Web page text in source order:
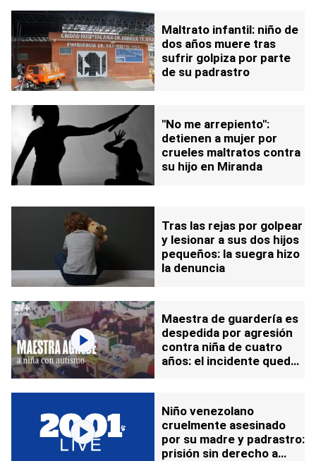
Maltrato infantil: niño de
dos años muere tras
sufrir golpiza por parte
de su padrastro
"No me arrepiento":
detienen a mujer por
crueles maltratos contra
su hijo en Miranda
Tras las rejas por golpear
y lesionar a sus dos hijos
pequeños: la suegra hizo
la denuncia
Maestra de guardería es
despedida por agresión
contra niña de cuatro
años: el incidente quedó
Niño venezolano
cruelmente asesinado
por su madre y padrastro:
prisión sin derecho a